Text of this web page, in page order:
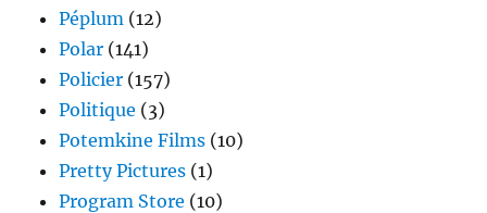
Péplum (12)
Polar (141)
Policier (157)
Politique (3)
Potemkine Films (10)
Pretty Pictures (1)
Program Store (10)